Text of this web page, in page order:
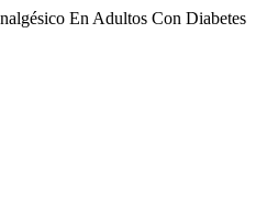
En Adultos Con Diabetes